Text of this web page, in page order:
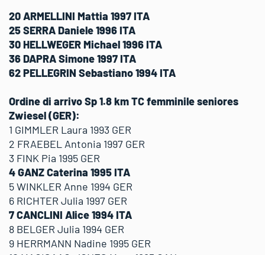
20 ARMELLINI Mattia 1997 ITA
25 SERRA Daniele 1996 ITA
30 HELLWEGER Michael 1996 ITA
36 DAPRA Simone 1997 ITA
62 PELLEGRIN Sebastiano 1994 ITA
Ordine di arrivo Sp 1.8 km TC femminile seniores
Zwiesel (GER):
1 GIMMLER Laura 1993 GER
2 FRAEBEL Antonia 1997 GER
3 FINK Pia 1995 GER
4 GANZ Caterina 1995 ITA
5 WINKLER Anne 1994 GER
6 RICHTER Julia 1997 GER
7 CANCLINI Alice 1994 ITA
8 BELGER Julia 1994 GER
9 HERRMANN Nadine 1995 GER